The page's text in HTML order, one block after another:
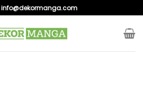
info@dekormanga.com